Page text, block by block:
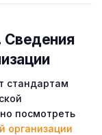
Cведения
стандартам
посмотреть
организации